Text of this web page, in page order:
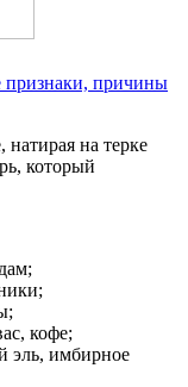
признаки, причины
на терке
который
кофе;
эль, имбирное